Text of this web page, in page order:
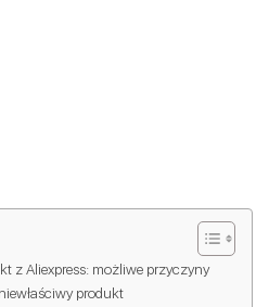
z Aliexpress: możliwe przyczyny
produkt